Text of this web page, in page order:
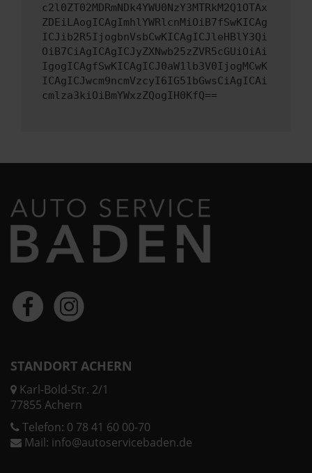
c2l0ZT02MDRmNDk4YWU0NzY3MTRkM2Q1OTAx
ZDEiLAogICAgImhlYWRlcnMiOiB7fSwKICAg
ICJib2R5IjogbnVsbCwKICAgICJleHBlY3Qi
OiB7CiAgICAgICJyZXNwb25zZVR5cGUiOiAi
IgogICAgfSwKICAgICJ0aW1lb3V0IjogMCwK
ICAgICJwcm9ncmVzcyI6IG51bGwsCiAgICAi
cmlza3kiOiBmYWxzZQogIH0KfQ==
STANDORT ACHERN
Karl-Bold-Str. 2/1
77855 Achern
Telefon: 0 78 41 60 00-70
Mail: info@autoservicebaden.de